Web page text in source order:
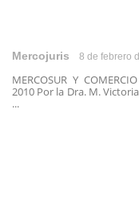
Mercojuris 8 de febrero
MERCOSUR Y
2010 Por la Dra. M.
...